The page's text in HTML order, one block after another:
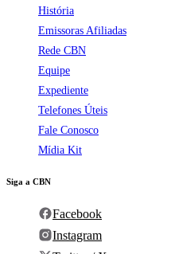
História
Emissoras Afiliadas
Rede CBN
Equipe
Expediente
Telefones Úteis
Fale Conosco
Mídia Kit
Siga a CBN
Facebook
Instagram